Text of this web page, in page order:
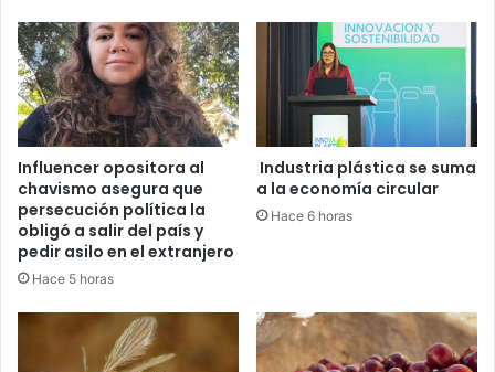
Influencer opositora al
chavismo asegura que
persecución política la
obligó a salir del país y
pedir asilo en el extranjero
Hace 5 horas
Industria plástica se suma
a la economía circular
Hace 6 horas